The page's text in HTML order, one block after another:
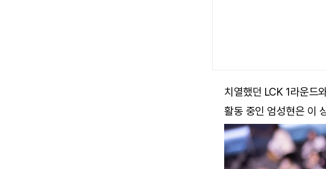
치열했던 LCK 1라운드
활동 중인 엄성현은 이